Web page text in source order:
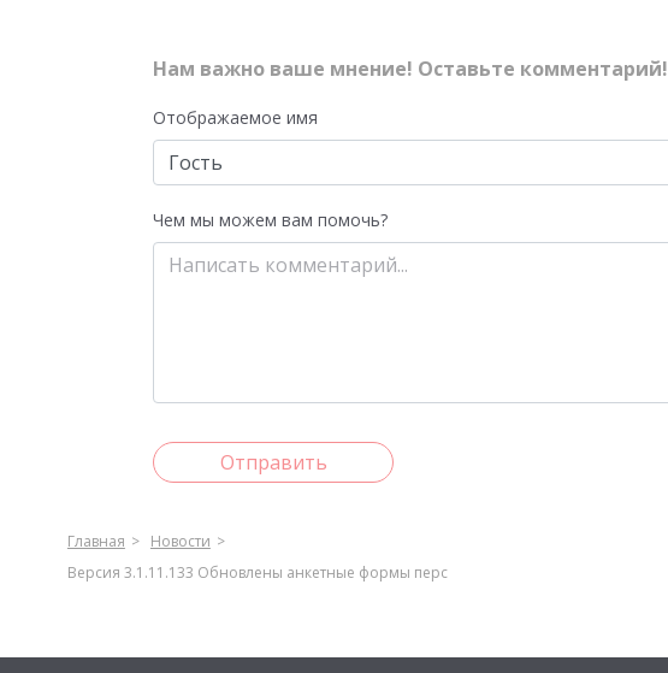
Нам важно ваше мнение! Оставьте комментарий!
Отображаемое имя
Чем мы можем вам помочь?
Отправить
Главная
Новости
Версия 3.1.11.133 Обновлены анкетные формы перс